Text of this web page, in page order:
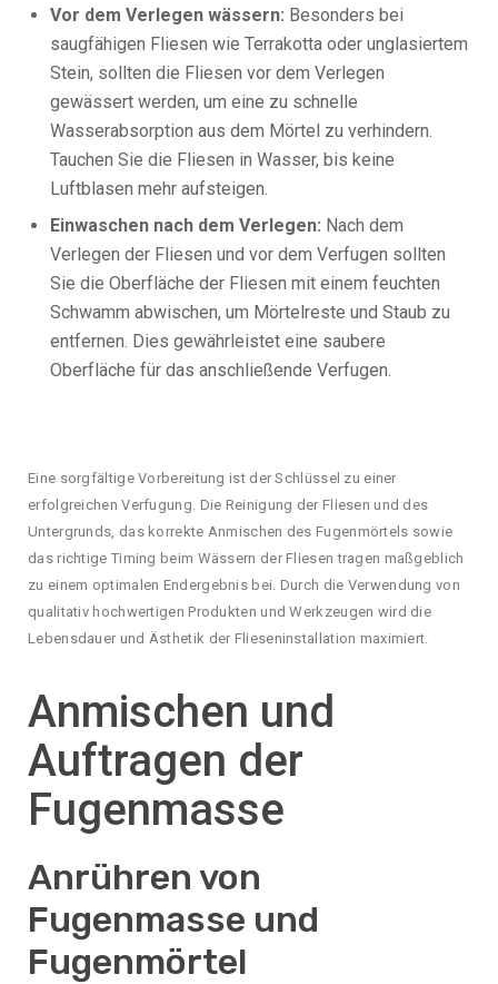
Vor dem Verlegen wässern: Besonders bei
saugfähigen Fliesen wie Terrakotta oder unglasiertem
Stein, sollten die Fliesen vor dem Verlegen
gewässert werden, um eine zu schnelle
Wasserabsorption aus dem Mörtel zu verhindern.
Tauchen Sie die Fliesen in Wasser, bis keine
Luftblasen mehr aufsteigen.
Einwaschen nach dem Verlegen: Nach dem
Verlegen der Fliesen und vor dem Verfugen sollten
Sie die Oberfläche der Fliesen mit einem feuchten
Schwamm abwischen, um Mörtelreste und Staub zu
entfernen. Dies gewährleistet eine saubere
Oberfläche für das anschließende Verfugen.
Eine sorgfältige Vorbereitung ist der Schlüssel zu einer
erfolgreichen Verfugung. Die Reinigung der Fliesen und des
Untergrunds, das korrekte Anmischen des Fugenmörtels sowie
das richtige Timing beim Wässern der Fliesen tragen maßgeblich
zu einem optimalen Endergebnis bei. Durch die Verwendung von
qualitativ hochwertigen Produkten und Werkzeugen wird die
Lebensdauer und Ästhetik der Flieseninstallation maximiert.
Anmischen und
Auftragen der
Fugenmasse
Anrühren von
Fugenmasse und
Fugenmörtel